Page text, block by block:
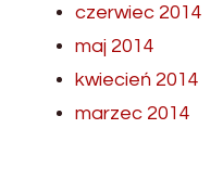
czerwiec 2014
maj 2014
kwiecień 2014
marzec 2014